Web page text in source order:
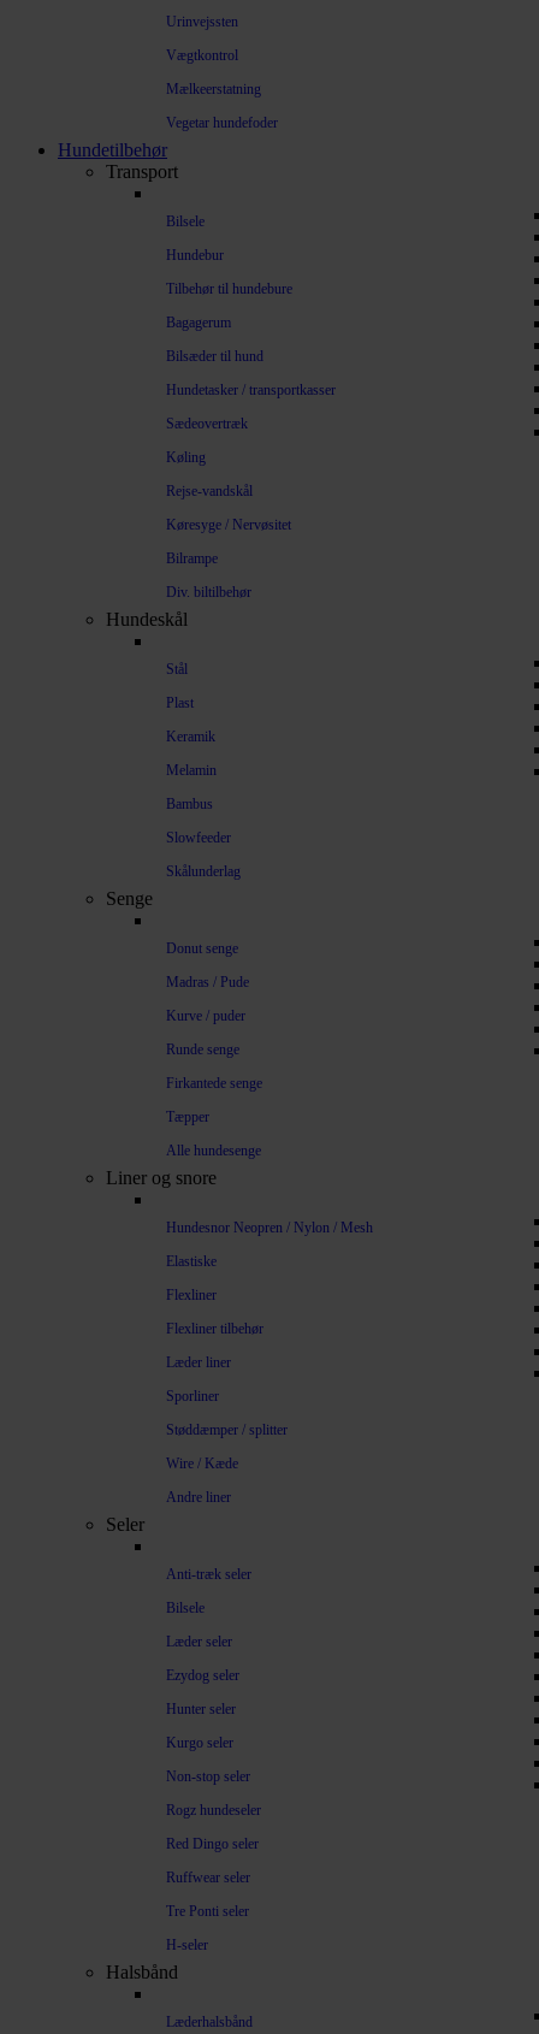
Urinvejssten
Vægtkontrol
Mælkeerstatning
Vegetar hundefoder
Hundetilbehør
Transport
Bilsele
Hundebur
Tilbehør til hundebure
Bagagerum
Bilsæder til hund
Hundetasker / transportkasser
Sædeovertræk
Køling
Rejse-vandskål
Køresyge / Nervøsitet
Bilrampe
Div. biltilbehør
Hundeskål
Stål
Plast
Keramik
Melamin
Bambus
Slowfeeder
Skålunderlag
Senge
Donut senge
Madras / Pude
Kurve / puder
Runde senge
Firkantede senge
Tæpper
Alle hundesenge
Liner og snore
Hundesnor Neopren / Nylon / Mesh
Elastiske
Flexliner
Flexliner tilbehør
Læder liner
Sporliner
Støddæmper / splitter
Wire / Kæde
Andre liner
Seler
Anti-træk seler
Bilsele
Læder seler
Ezydog seler
Hunter seler
Kurgo seler
Non-stop seler
Rogz hundeseler
Red Dingo seler
Ruffwear seler
Tre Ponti seler
H-seler
Halsbånd
Læderhalsbånd